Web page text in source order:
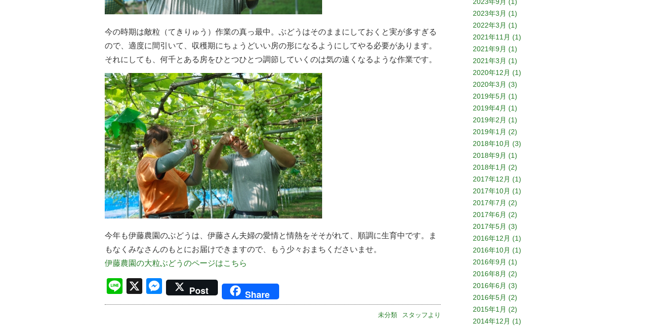
今の時期は敵粒（てきりゅう）作業の真っ最中。ぶどうはそのままにしておくと実が多すぎる
ので、適度に間引いて、収穫期にちょうどいい房の形になるようにしてやる必要があります。
それにしても、何千とある房をひとつひとつ調節していくのは気の遠くなるような作業です。
今年も伊藤農園のぶどうは、伊藤さん夫婦の愛情と情熱をそそがれて、順調に生育中です。ま
もなくみなさんのもとにお届けできますので、もう少々おまちくださいませ。
伊藤農園の大粒ぶどうのページはこちら
Line
X Messenger
Post Share
未分類 スタッフより
2023年3月 (1)
2022年3月 (1)
2021年11月 (1)
2021年9月 (1)
2021年3月 (1)
2020年12月 (1)
2020年3月 (3)
2019年5月 (1)
2019年4月 (1)
2019年2月 (1)
2019年1月 (2)
2018年10月 (3)
2018年9月 (1)
2018年1月 (2)
2017年12月 (1)
2017年10月 (1)
2017年7月 (2)
2017年6月 (2)
2017年5月 (3)
2016年12月 (1)
2016年10月 (1)
2016年9月 (1)
2016年8月 (2)
2016年6月 (3)
2016年5月 (2)
2015年1月 (2)
2014年12月 (1)